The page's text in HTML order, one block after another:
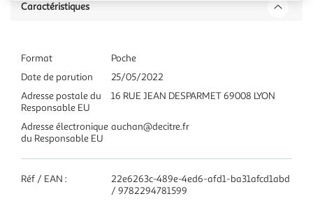
Caractéristiques
Format
Poche
Date de parution
25/05/2022
Adresse postale du
Responsable EU
16 RUE JEAN DESPARMET 69008 LYON
Adresse électronique
du Responsable EU
auchan@decitre.fr
Réf / EAN :
22e6263c-489e-4ed6-afd1-ba31afcd1abd
/ 9782294781599